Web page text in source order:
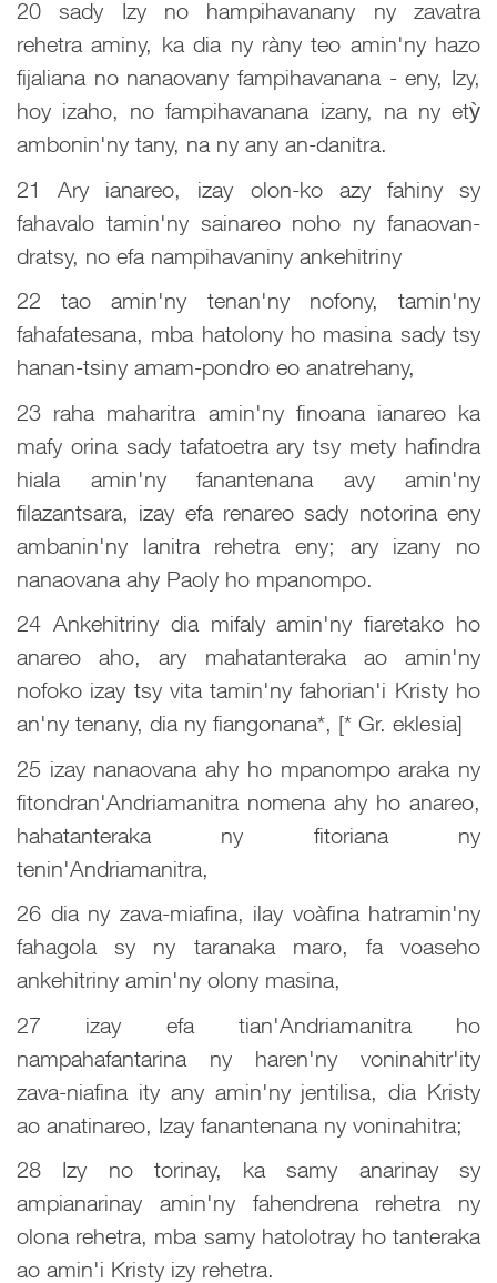
20 sady Izy no hampihavanany ny zavatra
rehetra aminy, ka dia ny ràny teo amin'ny hazo
fijaliana no nanaovany fampihavanana - eny, Izy,
hoy izaho, no fampihavanana izany, na ny etỳ
ambonin'ny tany, na ny any an-danitra.
21 Ary ianareo, izay olon-ko azy fahiny sy
fahavalo tamin'ny sainareo noho ny fanaovan-
dratsy, no efa nampihavaniny ankehitriny
22 tao amin'ny tenan'ny nofony, tamin'ny
fahafatesana, mba hatolony ho masina sady tsy
hanan-tsiny amam-pondro eo anatrehany,
23 raha maharitra amin'ny finoana ianareo ka
mafy orina sady tafatoetra ary tsy mety hafindra
hiala amin'ny fanantenana avy amin'ny
filazantsara, izay efa renareo sady notorina eny
ambanin'ny lanitra rehetra eny; ary izany no
nanaovana ahy Paoly ho mpanompo.
24 Ankehitriny dia mifaly amin'ny fiaretako ho
anareo aho, ary mahatanteraka ao amin'ny
nofoko izay tsy vita tamin'ny fahorian'i Kristy ho
an'ny tenany, dia ny fiangonana*, [* Gr. eklesia]
25 izay nanaovana ahy ho mpanompo araka ny
fitondran'Andriamanitra nomena ahy ho anareo,
hahatanteraka ny fitoriana ny
tenin'Andriamanitra,
26 dia ny zava-miafina, ilay voàfina hatramin'ny
fahagola sy ny taranaka maro, fa voaseho
ankehitriny amin'ny olony masina,
27 izay efa tian'Andriamanitra ho
nampahafantarina ny haren'ny voninahitr'ity
zava-niafina ity any amin'ny jentilisa, dia Kristy
ao anatinareo, Izay fanantenana ny voninahitra;
28 Izy no torinay, ka samy anarinay sy
ampianarinay amin'ny fahendrena rehetra ny
olona rehetra, mba samy hatolotray ho tanteraka
ao amin'i Kristy izy rehetra.